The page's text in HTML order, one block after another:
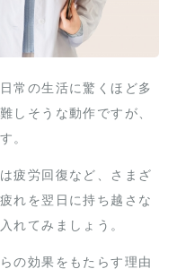
常の生活に驚くほど多
しそうな動作ですが、
。
疲労回復など、さまざ
れを翌日に持ち越さな
れてみましょう。
の効果をもたらす理由